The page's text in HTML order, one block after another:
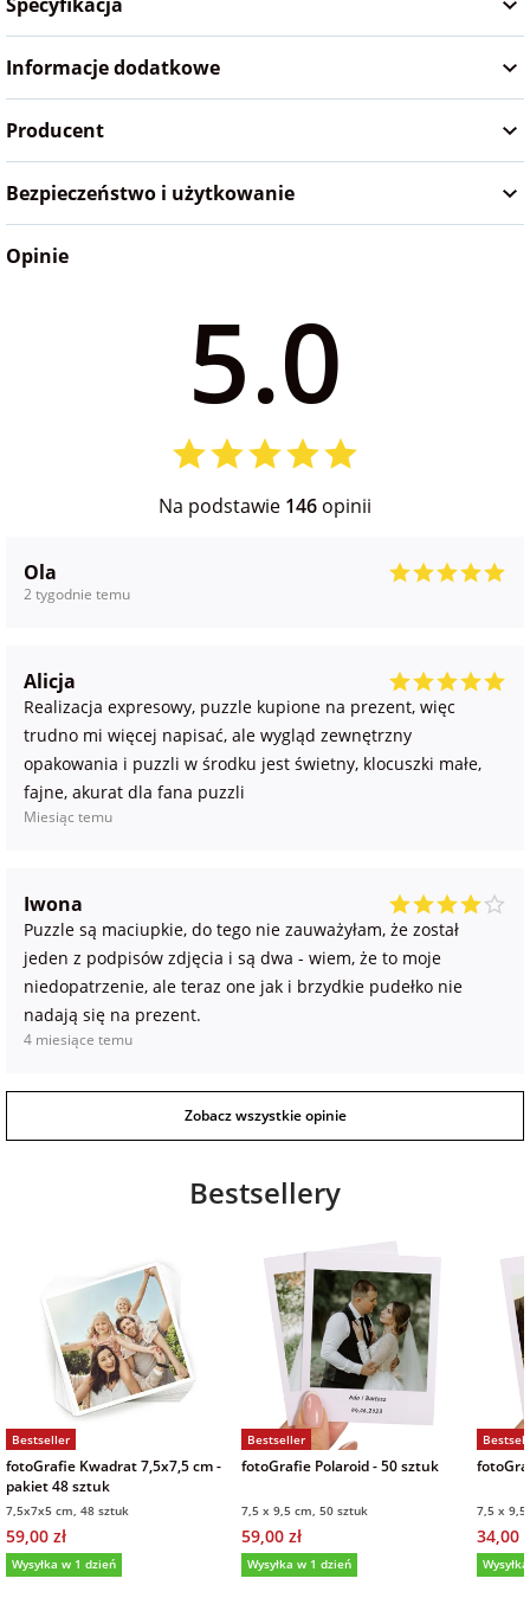
Informacje dodatkowe
Producent
Bezpieczeństwo i użytkowanie
Opinie
5.0
Na podstawie 146 opinii
Ola
2 tygodnie temu
Alicja
Realizacja expresowy, puzzle kupione na prezent, więc
trudno mi więcej napisać, ale wygląd zewnętrzny
opakowania i puzzli w środku jest świetny, klocuszki małe,
fajne, akurat dla fana puzzli
Miesiąc temu
Iwona
Puzzle są maciupkie, do tego nie zauważyłam, że został
jeden z podpisów zdjęcia i są dwa - wiem, że to moje
niedopatrzenie, ale teraz one jak i brzydkie pudełko nie
nadają się na prezent.
4 miesiące temu
Zobacz wszystkie opinie
Bestsellery
Bestseller
fotoGrafie Kwadrat 7,5x7,5 cm -
pakiet 48 sztuk
7,5x7x5 cm, 48 sztuk
59,00 zł
Wysyłka w 1 dzień
Bestseller
fotoGrafie Polaroid - 50 sztuk
7,5 x 9,5 cm, 50 sztuk
59,00 zł
Wysyłka w 1 dzień
7,5 x
34,00